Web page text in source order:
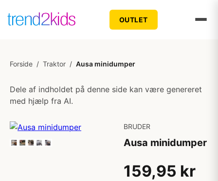
OUTLET
Forside / Traktor / Ausa minidumper
Dele af indholdet på denne side kan være genereret
med hjælp fra AI.
BRUDER
Ausa minidumper
159,95 kr